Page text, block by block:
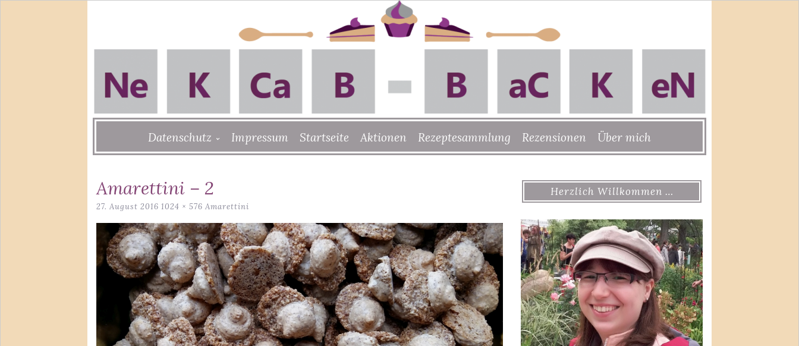
to
Datenschutz Impressum Startseite Aktionen Rezeptesammlung Rezensionen Über mich
Amarettini – 2
27. August 2016 1024 × 576 Amarettini
Herzlich Willkommen …